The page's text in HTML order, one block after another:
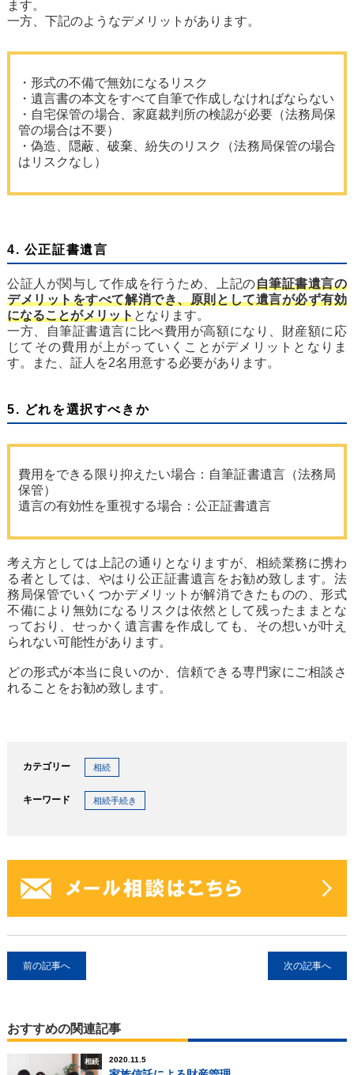
ます。
一方、下記のようなデメリットがあります。
・形式の不備で無効になるリスク
・遺言書の本文をすべて自筆で作成しなければならない
・自宅保管の場合、家庭裁判所の検認が必要（法務局保
管の場合は不要）
・偽造、隠蔽、破棄、紛失のリスク（法務局保管の場合
はリスクなし）
4. 公正証書遺言
公証人が関与して作成を行うため、上記の自筆証書遺言の
デメリットをすべて解消でき、原則として遺言が必ず有効
になることがメリットとなります。
一方、自筆証書遺言に比べ費用が高額になり、財産額に応
じてその費用が上がっていくことがデメリットとなりま
す。また、証人を2名用意する必要があります。
5. どれを選択すべきか
費用をできる限り抑えたい場合：自筆証書遺言（法務局
保管）
遺言の有効性を重視する場合：公正証書遺言
考え方としては上記の通りとなりますが、相続業務に携わ
る者としては、やはり公正証書遺言をお勧め致します。法
務局保管でいくつかデメリットが解消できたものの、形式
不備により無効になるリスクは依然として残ったままとな
っており、せっかく遺言書を作成しても、その想いが叶え
られない可能性があります。
どの形式が本当に良いのか、信頼できる専門家にご相談さ
れることをお勧め致します。
カテゴリー 相続
キーワード 相続手続き
前の記事へ 次の記事へ
おすすめの関連記事
相続 2020.11.5